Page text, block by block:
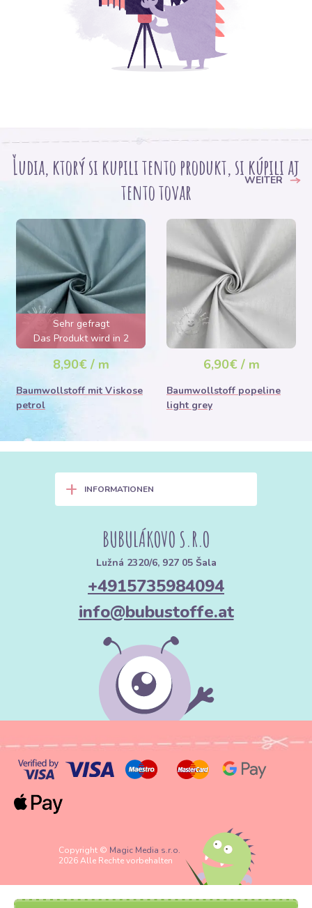
Ľudia, ktorý si kupili tento produkt, si kúpili aj
tento tovar
WEITER
Sehr gefragt
Das Produkt wird in 2
Tagen ausverkauft sein
8,90€ / m
Baumwollstoff mit Viskose
petrol
6,90€ / m
Baumwollstoff popeline
light grey
+ INFORMATIONEN
BUBULÁKOVO S.R.O
Lužná 2320/6, 927 05 Šala
+4915735984094
info@bubustoffe.at
Copyright © Magic Media s.r.o.
2026 Alle Rechte vorbehalten